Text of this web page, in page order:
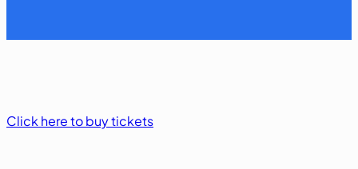
Click here to buy tickets